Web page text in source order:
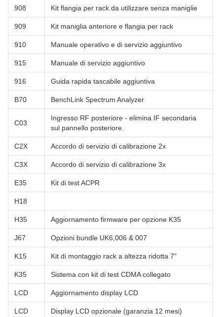
908 Kit flangia per rack da utilizzare senza maniglie
909 Kit maniglia anteriore e flangia per rack
910 Manuale operativo e di servizio aggiuntivo
915 Manuale di servizio aggiuntivo
916 Guida rapida tascabile aggiuntiva
B70 BenchLink Spectrum Analyzer
C03
Ingresso RF posteriore - elimina IF secondaria
sul pannello posteriore.
C2X Accordo di servizio di calibrazione 2x
C3X Accordo di servizio di calibrazione 3x
E35 Kit di test ACPR
H18
H35 Aggiornamento firmware per opzione K35
J67 Opzioni bundle UK6,006 & 007
K15 Kit di montaggio rack a altezza ridotta 7"
K35 Sistema con kit di test CDMA collegato
LCD Aggiornamento display LCD
LCD Display LCD opzionale (garanzia 12 mesi)